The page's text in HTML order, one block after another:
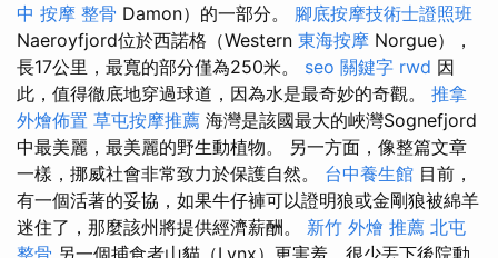
中 按摩 整骨 Damon）的一部分。 腳底按摩技術士證照班
Naeroyfjord位於西諾格（Western 東海按摩 Norgue），
長17公里，最寬的部分僅為250米。 seo 關鍵字 rwd 因
此，值得徹底地穿過球道，因為水是最奇妙的奇觀。 推拿
外燴佈置 草屯按摩推薦 海灣是該國最大的峽灣Sognefjord
中最美麗，最美麗的野生動植物。 另一方面，像整篇文章
一樣，挪威社會非常致力於保護自然。 台中養生館 目前，
有一個活著的妥協，如果牛仔褲可以證明狼或金剛狼被綿羊
迷住了，那麼該州將提供經濟薪酬。 新竹 外燴 推薦 北屯
整骨 另一個捕食者山貓（Lynx）更害羞，很少丟下後院動